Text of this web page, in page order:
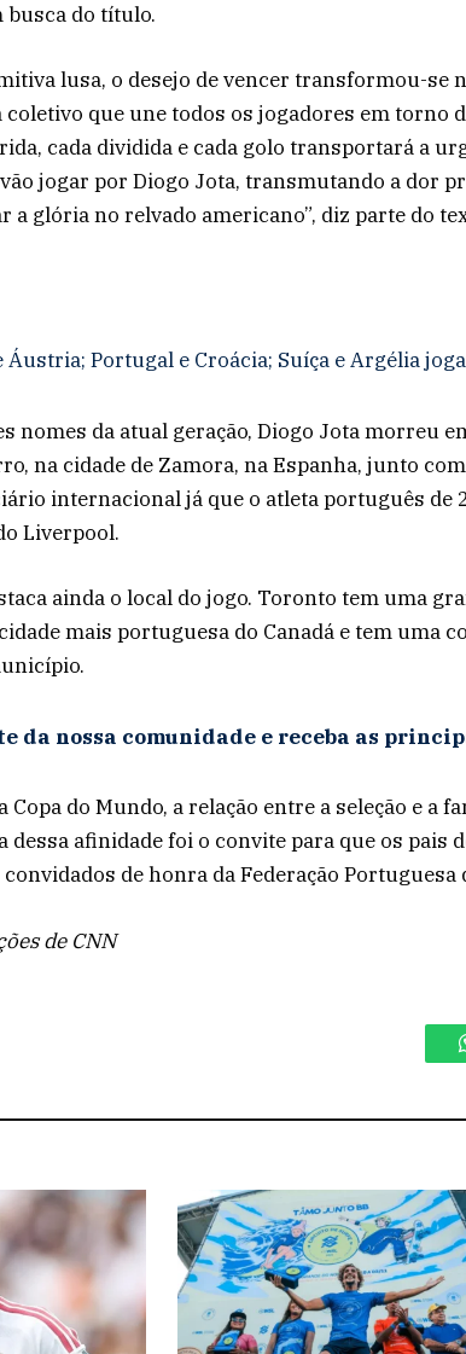
busca do título.
lusa, o desejo de vencer transformou-se
coletivo que une todos os jogadores em torno
cada dividida e cada golo transportará a
jogar por Diogo Jota, transmutando a dor
a glória no relvado americano”, diz parte do
Áustria; Portugal e Croácia; Suíça e Argélia
nomes da atual geração, Diogo Jota morreu
na cidade de Zamora, na Espanha, junto
internacional já que o atleta português de
Liverpool.
ainda o local do jogo. Toronto tem uma
mais portuguesa do Canadá e tem uma
da nossa comunidade e receba as
Copa do Mundo, a relação entre a seleção e a
dessa afinidade foi o convite para que os pais
de honra da Federação Portuguesa
de CNN